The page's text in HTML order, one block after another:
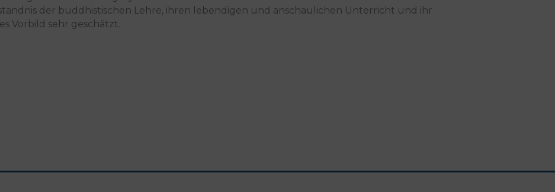
der buddhistischen Lehre, ihren lebendigen und anschaulichen Unterricht und ihr
Vorbild sehr geschätzt.